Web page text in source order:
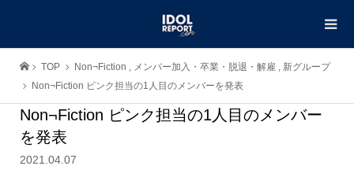
TOP Non¬Fiction , メンバー加入・卒業・脱退・解雇 , 新グループ
Non¬Fiction ピンク担当の1人目のメンバーを発表
Non¬Fiction ピンク担当の1人目のメンバー
を発表
2021.04.07